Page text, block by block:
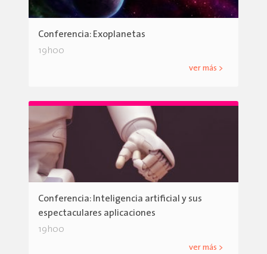
Conferencia: Exoplanetas
19h00
ver más >
Conferencia: Inteligencia artificial y sus
espectaculares aplicaciones
19h00
ver más >